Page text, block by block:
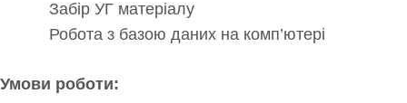
Забір УГ матеріалу
Робота з базою даних на комп’ютері
Умови роботи: